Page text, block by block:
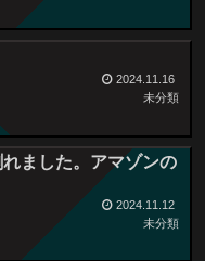
2024.11.16
未分類
ました。アマゾンの
2024.11.12
未分類